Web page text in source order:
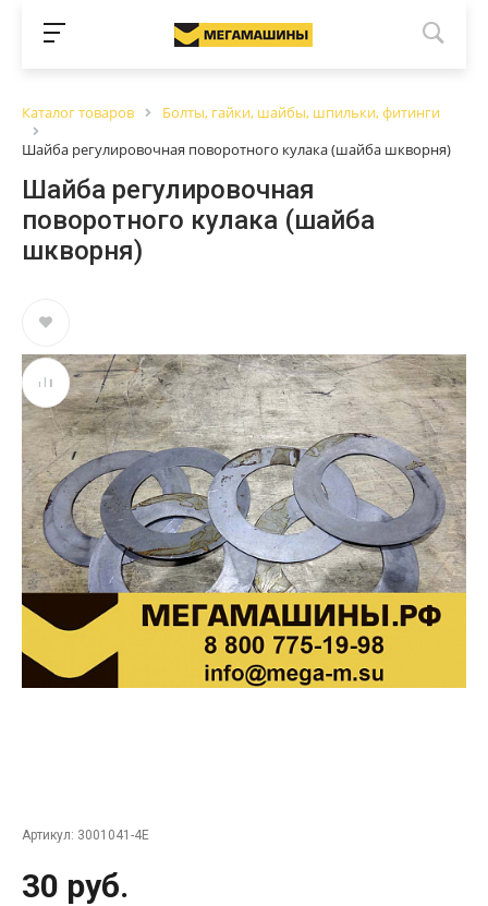
Каталог товаров
Болты, гайки, шайбы, шпильки, фитинги
Шайба регулировочная поворотного кулака (шайба шкворня)
Шайба регулировочная
поворотного кулака (шайба
шкворня)
Артикул: 3001041-4Е
30 руб.